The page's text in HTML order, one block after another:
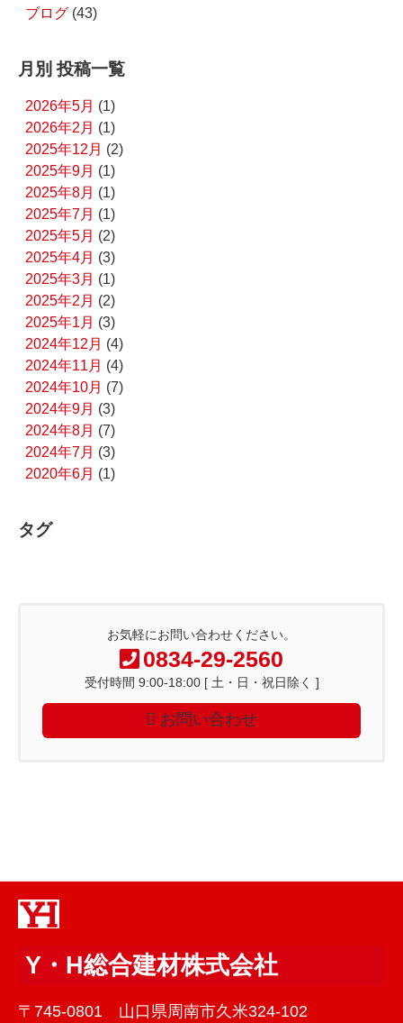
ブログ (43)
月別 投稿一覧
2026年5月 (1)
2026年2月 (1)
2025年12月 (2)
2025年9月 (1)
2025年8月 (1)
2025年7月 (1)
2025年5月 (2)
2025年4月 (3)
2025年3月 (1)
2025年2月 (2)
2025年1月 (3)
2024年12月 (4)
2024年11月 (4)
2024年10月 (7)
2024年9月 (3)
2024年8月 (7)
2024年7月 (3)
2020年6月 (1)
タグ
お気軽にお問い合わせください。
0834-29-2560
受付時間 9:00-18:00 [ 土・日・祝日除く ]
お問い合わせ
Y・H総合建材株式会社
〒745-0801 山口県周南市久米324-102